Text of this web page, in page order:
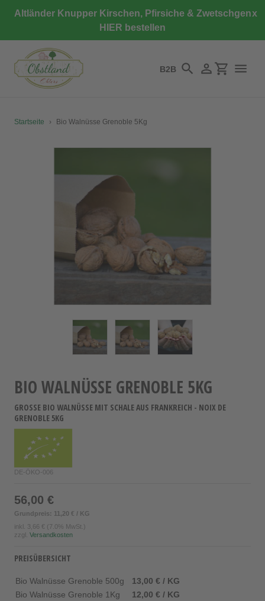
zumAltländer Knupper Kirschen, Pfirsiche & Zwetschgen
HIER bestellen
x
B2B SuchenEinloggen
Startseite › Bio Walnüsse Grenoble 5Kg
BIO WALNÜSSE GRENOBLE 5KG
GROSSE BIO WALNÜSSE MIT SCHALE AUS FRANKREICH - NOIX DE G
RENOBLE 5KG
DE-ÖKO-006
56,00 €
Grundpreis: 11,20 € / KG
inkl.
3,66 € (7.0% MwSt.)
zzgl. Versandkosten
PREISÜBERSICHT
Bio Walnüsse Grenoble 500g
13,00 € / KG
Bio Walnüsse Grenoble 1Kg
12,00 € / KG